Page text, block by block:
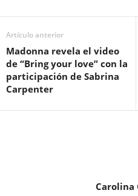
Artículo anterior
Madonna revela el video
de “Bring your love” con la
participación de Sabrina
Carpenter
Carolina